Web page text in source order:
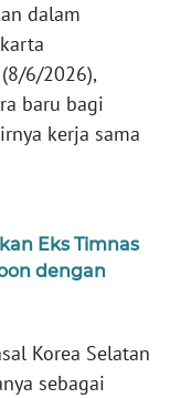
dalam
6/2026),
baru bagi
kerja sama
Eks Timnas
dengan
Korea Selatan
sebagai